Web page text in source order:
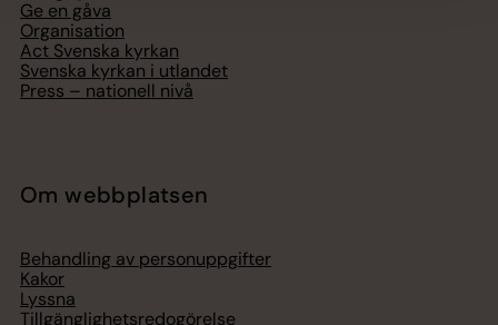
Ge en gåva
Organisation
Act Svenska kyrkan
Svenska kyrkan i utlandet
Press – nationell nivå
Om webbplatsen
Behandling av personuppgifter
Kakor
Lyssna
Tillgänglighetsredogörelse